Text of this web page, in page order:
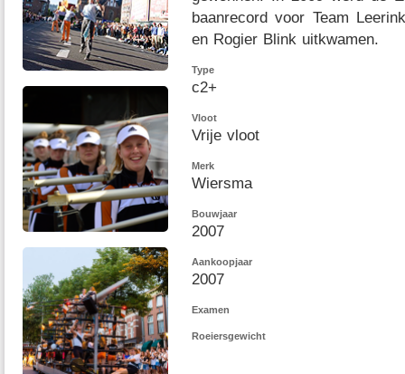
baanrecord voor Team
en Rogier Blink uitkwamen.
Type
c2+
Vloot
Vrije vloot
Merk
Wiersma
Bouwjaar
2007
Aankoopjaar
2007
Examen
Roeiersgewicht